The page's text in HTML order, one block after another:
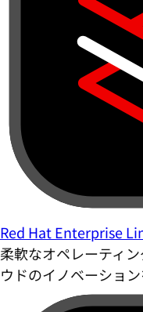
Red Hat Enterprise
柔軟なオペレーティ
ウドのイノベーション